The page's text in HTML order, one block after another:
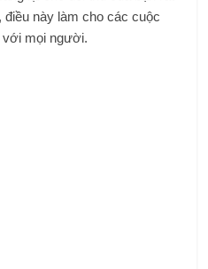
này làm cho các cuộc
với mọi người.